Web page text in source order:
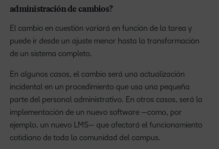
administración de cambios?
El cambio en cuestión variará en función de la tarea y
puede ir desde un ajuste menor hasta la transformación
de un sistema completo.
En algunos casos, el cambio será una actualización
incidental en un procedimiento que usa una pequeña
parte del personal administrativo. En otros casos, será la
implementación de un nuevo software —como, por
ejemplo, un nuevo LMS— que afectará el funcionamiento
cotidiano de toda la comunidad del campus.